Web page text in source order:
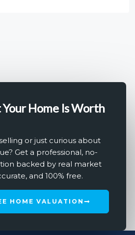
Home Is Worth
or just curious about
Get a professional, no-
backed by real market
and 100% free.
HOME VALUATION